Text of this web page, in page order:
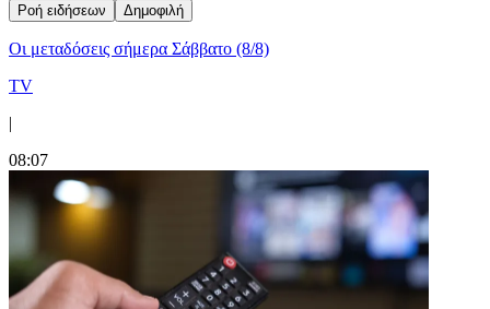
Ροή ειδήσεων Δημοφιλή
Οι μεταδόσεις σήμερα Σάββατο (8/8)
TV
|
08:07